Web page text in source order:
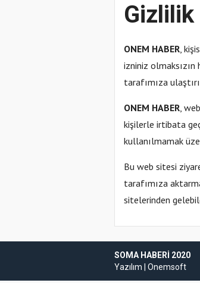
Gizlilik
ONEM HABER,
izniniz
tarafımıza
ONEM HABER,
kişilerle irtibata
kullanılmamak
Bu web sitesi
tarafımıza
sitelerinden
SOMA HABERI 2020
Yazılım | Onemsoft